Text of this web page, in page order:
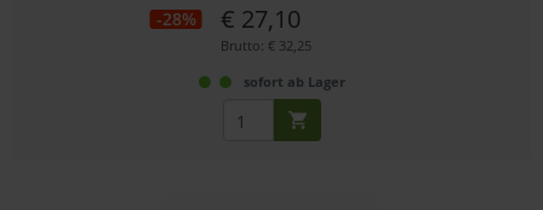
-28% € 27,10
Brutto: € 32,25
sofort ab Lager